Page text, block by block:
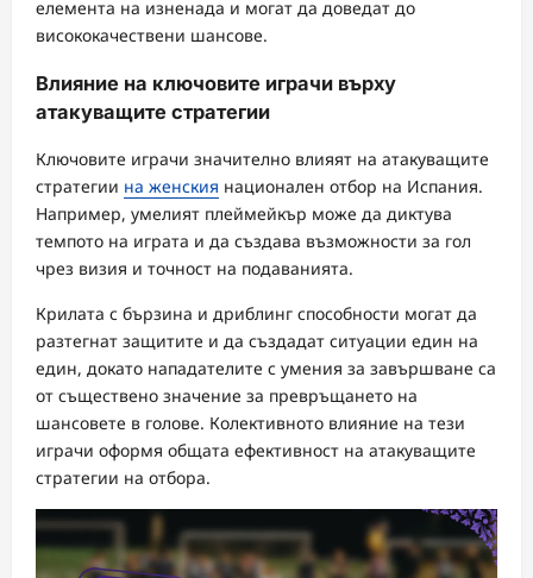
елемента на изненада и могат да доведат до
висококачествени шансове.
Влияние на ключовите играчи върху
атакуващите стратегии
Ключовите играчи значително влияят на атакуващите
стратегии на женския национален отбор на Испания.
Например, умелият плеймейкър може да диктува
темпото на играта и да създава възможности за гол
чрез визия и точност на подаванията.
Крилата с бързина и дриблинг способности могат да
разтегнат защитите и да създадат ситуации един на
един, докато нападателите с умения за завършване са
от съществено значение за превръщането на
шансовете в голове. Колективното влияние на тези
играчи оформя общата ефективност на атакуващите
стратегии на отбора.